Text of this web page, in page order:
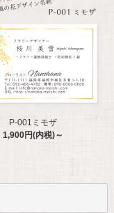
P-001ミモザ
1,900円(内税)～